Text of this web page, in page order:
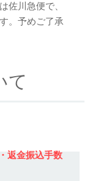
佐川急便で、
。予めご了承
て
返金振込手数